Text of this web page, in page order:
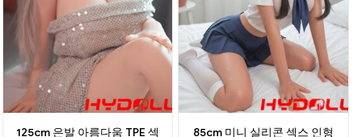
125cm 은발 아름다움 TPE 섹
85cm 미니 실리콘 섹스 인형